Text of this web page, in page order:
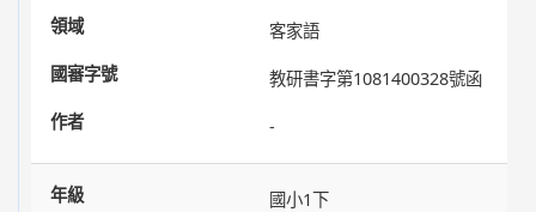
客家語
教研書字第1081400328號函
-
國小1下